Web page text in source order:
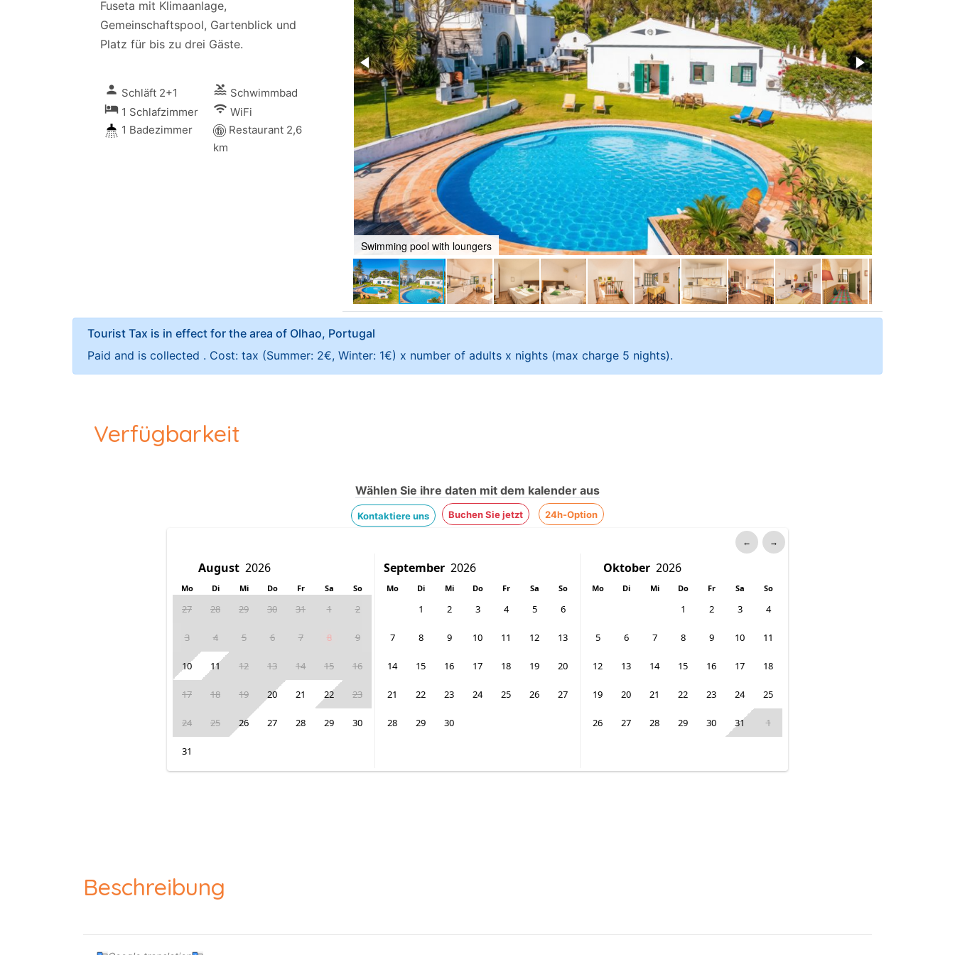
Fuseta mit Klimaanlage,
Gemeinschaftspool, Gartenblick und
Platz für bis zu drei Gäste.
person Schläft 2+1
local_hotel 1 Schlafzimmer
1 Badezimmer
pool Schwimmbad
wifi WiFi
Restaurant 2,6
km
Swimming pool with loungers
Tourist Tax is in effect for the area of Olhao, Portugal
Paid and is collected . Cost: tax (Summer: 2€, Winter: 1€) x number of adults x nights (max charge 5 nights).
Verfügbarkeit
Wählen Sie ihre daten mit dem kalender aus
Kontaktiere uns Buchen Sie jetzt 24h-Option
← →
Mo Di Mi Do Fr Sa So
27 28 29 30 31 1 2
3 4 5 6 7 8 9
10 11 12 13 14 15 16
17 18 19 20 21 22 23
24 25 26 27 28 29 30
31
Mo Di Mi Do Fr Sa So
1 2 3 4 5 6
7 8 9 10 11 12 13
14 15 16 17 18 19 20
21 22 23 24 25 26 27
28 29 30
Mo Di Mi Do Fr Sa So
1 2 3 4
5 6 7 8 9 10 11
12 13 14 15 16 17 18
19 20 21 22 23 24 25
26 27 28 29 30 31 1
Beschreibung